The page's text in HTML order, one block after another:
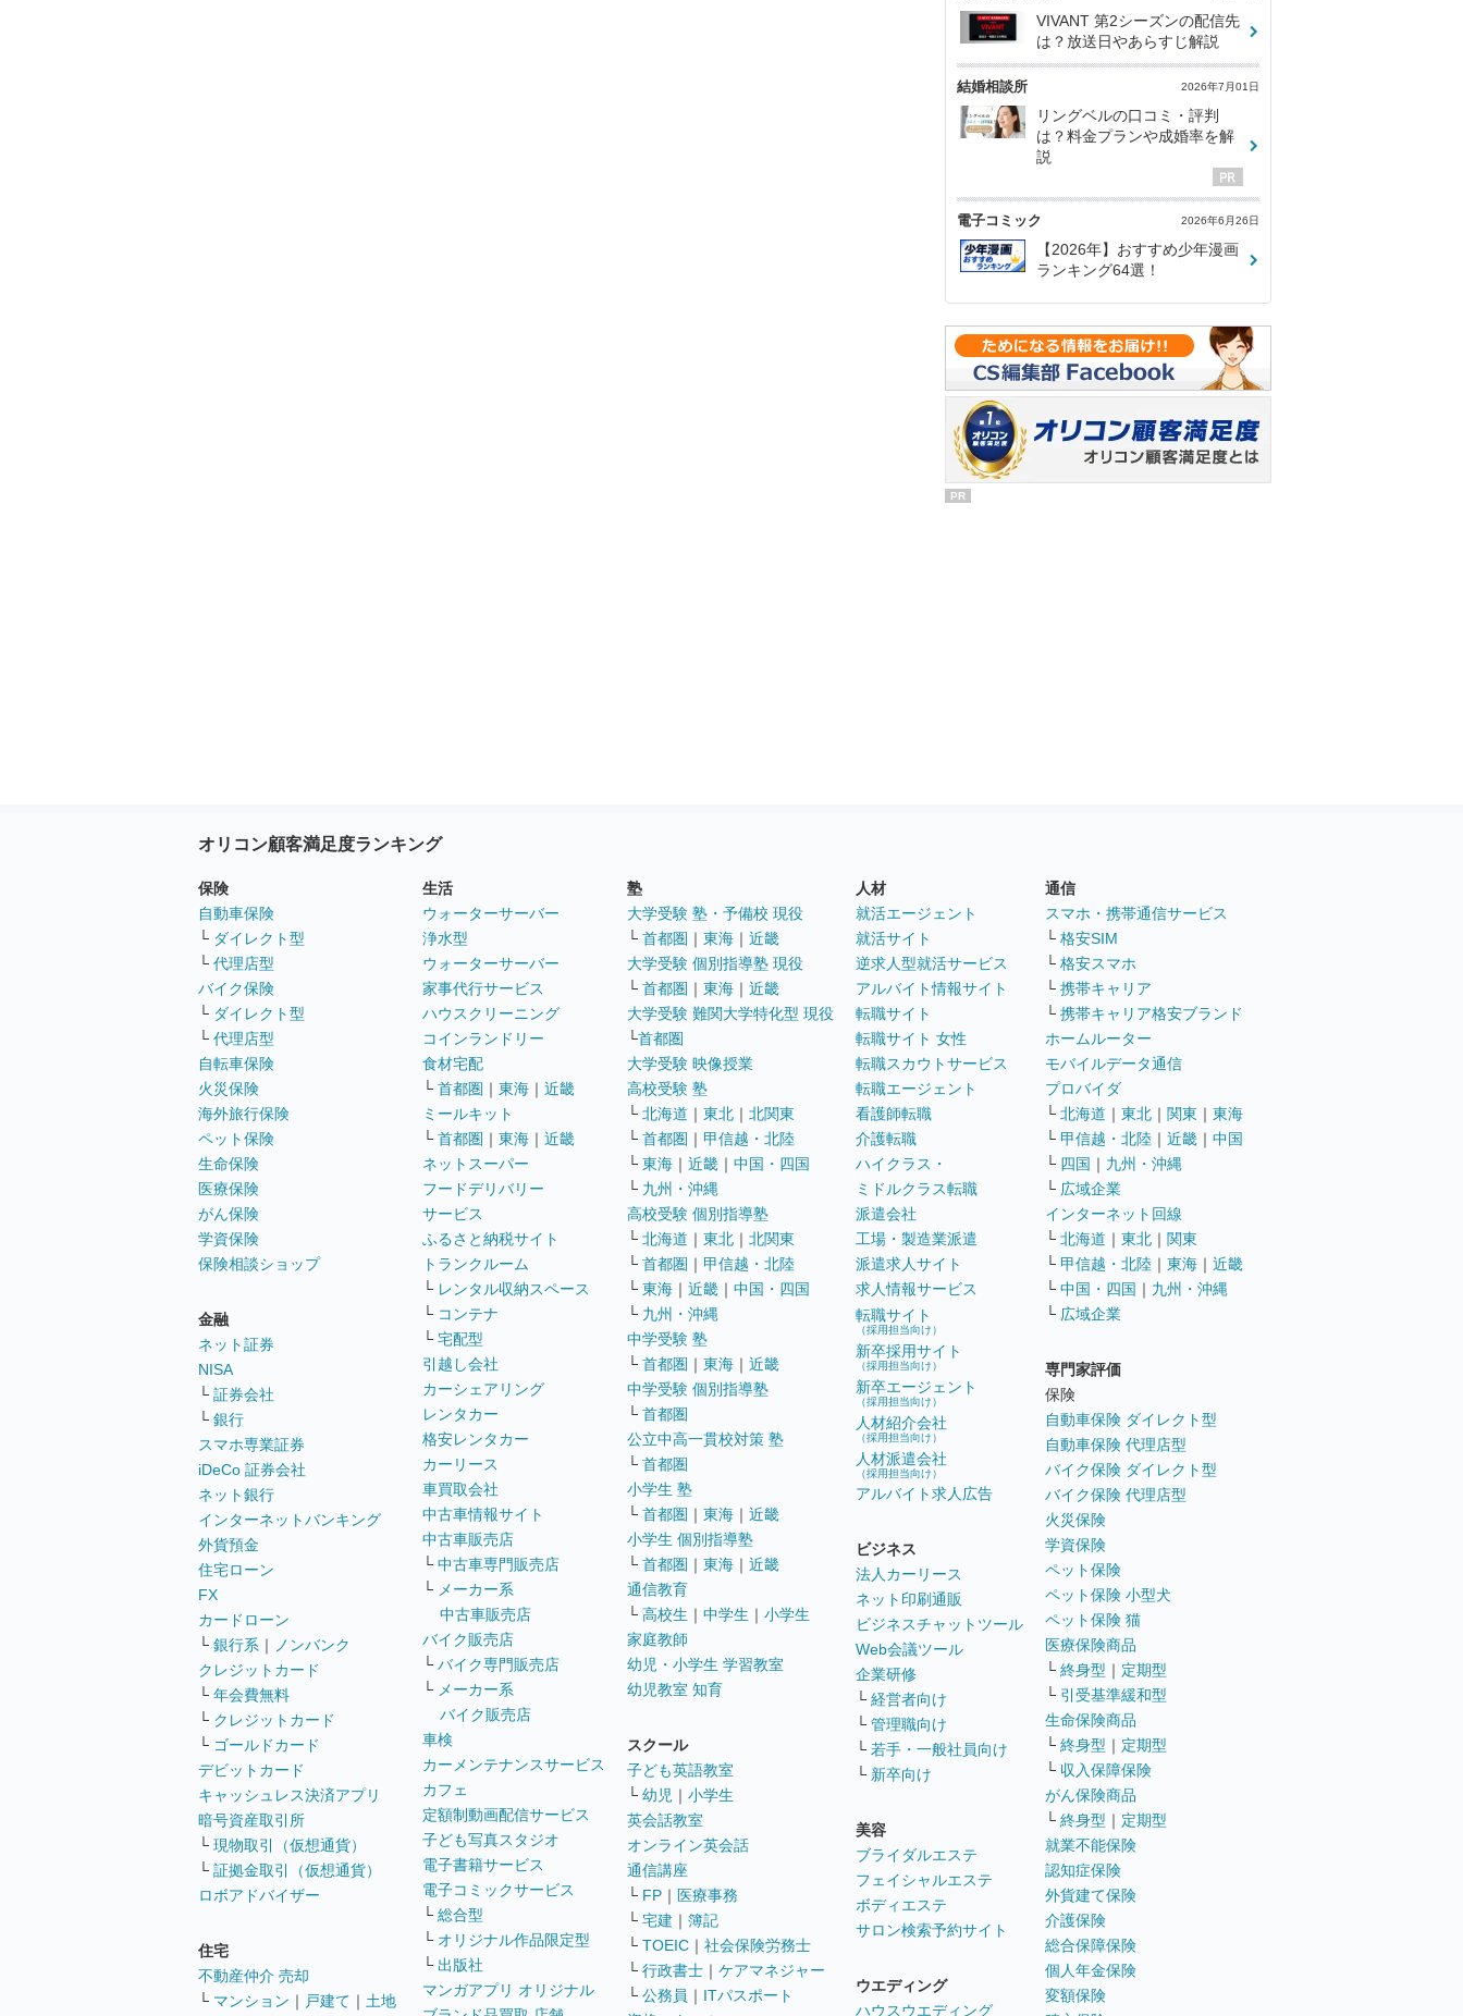
VIVANT 第2シーズンの配信先
は？放送日やあらすじ解説
結婚相談所 2026年7月01日
リングベルの口コミ・評判
は？料金プランや成婚率を解
説
電子コミック 2026年6月26日
【2026年】おすすめ少年漫画
ランキング64選！
PR
オリコン顧客満足度ランキング
保険
自動車保険
└ ダイレクト型
└ 代理店型
バイク保険
└ ダイレクト型
└ 代理店型
自転車保険
火災保険
海外旅行保険
ペット保険
生命保険
医療保険
がん保険
学資保険
保険相談ショップ
金融
ネット証券
NISA
└ 証券会社
└ 銀行
スマホ専業証券
iDeCo 証券会社
ネット銀行
インターネットバンキング
外貨預金
住宅ローン
FX
カードローン
└ 銀行系 ｜
ノンバンク
クレジットカード
└ 年会費無料
└ クレジットカード
└ ゴールドカード
デビットカード
キャッシュレス決済アプリ
暗号資産取引所
└ 現物取引（仮想通貨）
└ 証拠金取引（仮想通貨）
ロボアドバイザー
住宅
不動産仲介 売却
└ マンション ｜ 戸建て ｜ 土地
生活
ウォーターサーバー
浄水型
ウォーターサーバー
家事代行サービス
ハウスクリーニング
コインランドリー
食材宅配
└ 首都圏 ｜ 東海 ｜ 近畿
ミールキット
└ 首都圏 ｜ 東海 ｜ 近畿
ネットスーパー
フードデリバリー
サービス
ふるさと納税サイト
トランクルーム
└ レンタル収納スペース
└ コンテナ
└ 宅配型
引越し会社
カーシェアリング
レンタカー
格安レンタカー
カーリース
車買取会社
中古車情報サイト
中古車販売店
└ 中古車専門販売店
└ メーカー系
中古車販売店
バイク販売店
└ バイク専門販売店
└ メーカー系
バイク販売店
車検
カーメンテナンスサービス
カフェ
定額制動画配信サービス
子ども写真スタジオ
電子書籍サービス
電子コミックサービス
└ 総合型
└ オリジナル作品限定型
└ 出版社
マンガアプリ オリジナル
塾
大学受験 塾・予備校 現役
└ 首都圏 ｜ 東海 ｜ 近畿
大学受験 個別指導塾 現役
└ 首都圏 ｜ 東海 ｜ 近畿
大学受験 難関大学特化型 現役
└首都圏
大学受験 映像授業
高校受験 塾
└ 北海道 ｜ 東北 ｜ 北関東
└ 首都圏 ｜ 甲信越・北陸
└ 東海 ｜ 近畿 ｜ 中国・四国
└ 九州・沖縄
高校受験 個別指導塾
└ 北海道 ｜ 東北 ｜ 北関東
└ 首都圏 ｜ 甲信越・北陸
└ 東海 ｜ 近畿 ｜ 中国・四国
└ 九州・沖縄
中学受験 塾
└ 首都圏 ｜ 東海 ｜ 近畿
中学受験 個別指導塾
└ 首都圏
公立中高一貫校対策 塾
└ 首都圏
小学生 塾
└ 首都圏 ｜ 東海 ｜ 近畿
小学生 個別指導塾
└ 首都圏 ｜ 東海 ｜ 近畿
通信教育
└ 高校生 ｜ 中学生 ｜ 小学生
家庭教師
幼児・小学生 学習教室
幼児教室 知育
スクール
子ども英語教室
└ 幼児 ｜ 小学生
英会話教室
オンライン英会話
通信講座
└ FP ｜ 医療事務
└ 宅建 ｜ 簿記
└ TOEIC ｜ 社会保険労務士
└ 行政書士 ｜ ケアマネジャー
└ 公務員 ｜ ITパスポート
人材
就活エージェント
就活サイト
逆求人型就活サービス
アルバイト情報サイト
転職サイト
転職サイト 女性
転職スカウトサービス
転職エージェント
看護師転職
介護転職
ハイクラス・
ミドルクラス転職
派遣会社
工場・製造業派遣
派遣求人サイト
求人情報サービス
転職サイト
（採用担当向け）
新卒採用サイト
（採用担当向け）
新卒エージェント
（採用担当向け）
人材紹介会社
（採用担当向け）
人材派遣会社
（採用担当向け）
アルバイト求人広告
ビジネス
法人カーリース
ネット印刷通販
ビジネスチャットツール
Web会議ツール
企業研修
└ 経営者向け
└ 管理職向け
└ 若手・一般社員向け
└ 新卒向け
美容
ブライダルエステ
フェイシャルエステ
ボディエステ
サロン検索予約サイト
ウエディング
ハウスウエディング
通信
スマホ・携帯通信サービス
└ 格安SIM
└ 格安スマホ
└ 携帯キャリア
└ 携帯キャリア格安ブランド
ホームルーター
モバイルデータ通信
プロバイダ
└ 北海道 ｜ 東北 ｜ 関東 ｜ 東海
└ 甲信越・北陸 ｜ 近畿 ｜ 中国
└ 四国 ｜ 九州・沖縄
└ 広域企業
インターネット回線
└ 北海道 ｜ 東北 ｜ 関東
└ 甲信越・北陸 ｜ 東海 ｜ 近畿
└ 中国・四国 ｜ 九州・沖縄
└ 広域企業
専門家評価
保険
自動車保険 ダイレクト型
自動車保険 代理店型
バイク保険 ダイレクト型
バイク保険 代理店型
火災保険
学資保険
ペット保険
ペット保険 小型犬
ペット保険 猫
医療保険商品
└ 終身型 ｜ 定期型
└ 引受基準緩和型
生命保険商品
└ 終身型 ｜ 定期型
└ 収入保障保険
がん保険商品
└ 終身型 ｜ 定期型
就業不能保険
認知症保険
外貨建て保険
介護保険
総合保障保険
個人年金保険
変額保険